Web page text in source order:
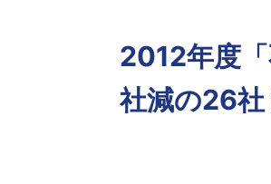
2012年度
社減の26社